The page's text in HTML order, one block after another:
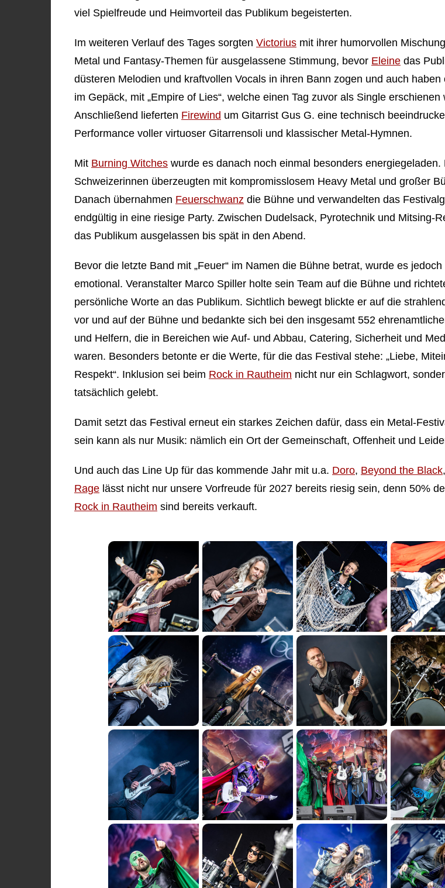
viel Spielfreude und Heimvorteil das Publikum begeisterten.
Im weiteren Verlauf des Tages sorgten Victorius mit ihrer humorvollen
Metal und Fantasy-Themen für ausgelassene Stimmung, bevor Eleine das
düsteren Melodien und kraftvollen Vocals in ihren Bann zogen und auch haben
im Gepäck, mit „Empire of Lies“, welche einen Tag zuvor als Single erschienen
Anschließend lieferten Firewind um Gitarrist Gus G. eine technisch
Performance voller virtuoser Gitarrensoli und klassischer Metal-Hymnen.
Mit Burning Witches wurde es danach noch einmal besonders energiegeladen.
Schweizerinnen überzeugten mit kompromisslosem Heavy Metal und großer
Danach übernahmen Feuerschwanz die Bühne und verwandelten das
endgültig in eine riesige Party. Zwischen Dudelsack, Pyrotechnik und Mitsing-
das Publikum ausgelassen bis spät in den Abend.
Bevor die letzte Band mit „Feuer“ im Namen die Bühne betrat, wurde es jedoch
emotional. Veranstalter Marco Spiller holte sein Team auf die Bühne und
persönliche Worte an das Publikum. Sichtlich bewegt blickte er auf die
vor und auf der Bühne und bedankte sich bei den insgesamt 552
und Helfern, die in Bereichen wie Auf- und Abbau, Catering, Sicherheit und
waren. Besonders betonte er die Werte, für die das Festival stehe: „Liebe,
Respekt“. Inklusion sei beim Rock in Rautheim nicht nur ein Schlagwort,
tatsächlich gelebt.
Damit setzt das Festival erneut ein starkes Zeichen dafür, dass ein Metal-
sein kann als nur Musik: nämlich ein Ort der Gemeinschaft, Offenheit und
Und auch das Line Up für das kommende Jahr mit u.a. Doro, Beyond the Black,
Rage lässt nicht nur unsere Vorfreude für 2027 bereits riesig sein, denn 50%
Rock in Rautheim sind bereits verkauft.